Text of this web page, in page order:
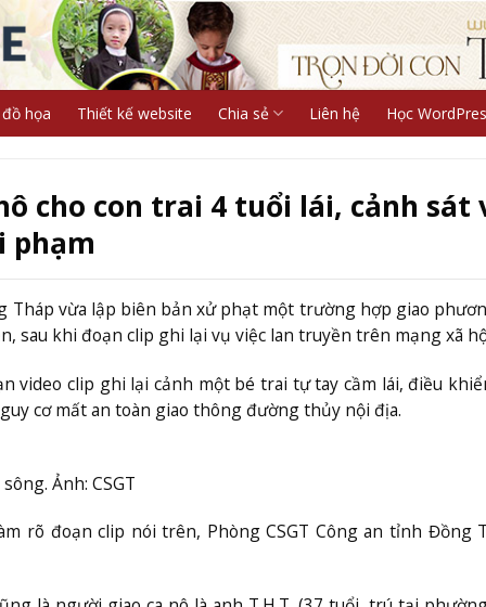
họa Thiết kế website Chia sẻ Liên hệ Học
cho con trai 4 tuổi lái, cảnh sát
phạm
Tháp vừa lập biên bản xử phạt một trường hợp giao
sau khi đoạn clip ghi lại vụ việc lan truyền trên mạng xã
video clip ghi lại cảnh một bé trai tự tay cầm lái, điều
cơ mất an toàn giao thông đường thủy nội địa.
Ảnh: CSGT
rõ đoạn clip nói trên, Phòng CSGT Công an tỉnh Đồng